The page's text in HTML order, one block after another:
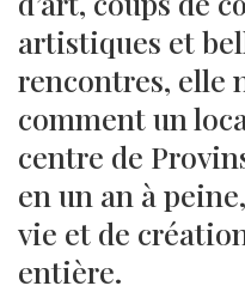
artistiques et
rencontres, elle
comment un
centre de
en un an à
vie et de
entière.